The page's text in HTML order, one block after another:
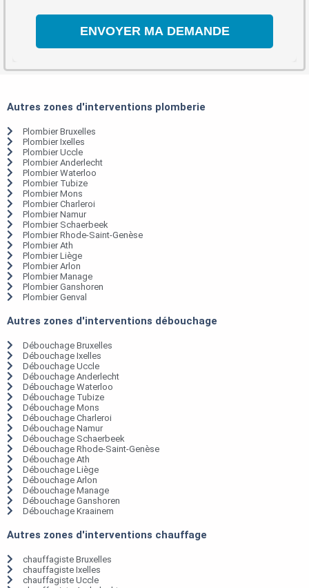
Autres zones d'interventions plomberie
Plombier Bruxelles
Plombier Ixelles
Plombier Uccle
Plombier Anderlecht
Plombier Waterloo
Plombier Tubize
Plombier Mons
Plombier Charleroi
Plombier Namur
Plombier Schaerbeek
Plombier Rhode-Saint-Genèse
Plombier Ath
Plombier Liège
Plombier Arlon
Plombier Manage
Plombier Ganshoren
Plombier Genval
Autres zones d'interventions débouchage
Débouchage Bruxelles
Débouchage Ixelles
Débouchage Uccle
Débouchage Anderlecht
Débouchage Waterloo
Débouchage Tubize
Débouchage Mons
Débouchage Charleroi
Débouchage Namur
Débouchage Schaerbeek
Débouchage Rhode-Saint-Genèse
Débouchage Ath
Débouchage Liège
Débouchage Arlon
Débouchage Manage
Débouchage Ganshoren
Débouchage Kraainem
Autres zones d'interventions chauffage
chauffagiste Bruxelles
chauffagiste Ixelles
chauffagiste Uccle